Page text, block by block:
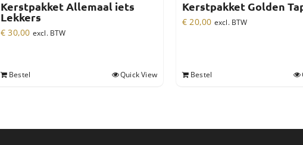
Kerstpakket Allemaal iets
Lekkers
€ 30,00 excl. BTW
Bestel Quick View
Kerstpakket Golden
€ 20,00 excl. BTW
Bestel